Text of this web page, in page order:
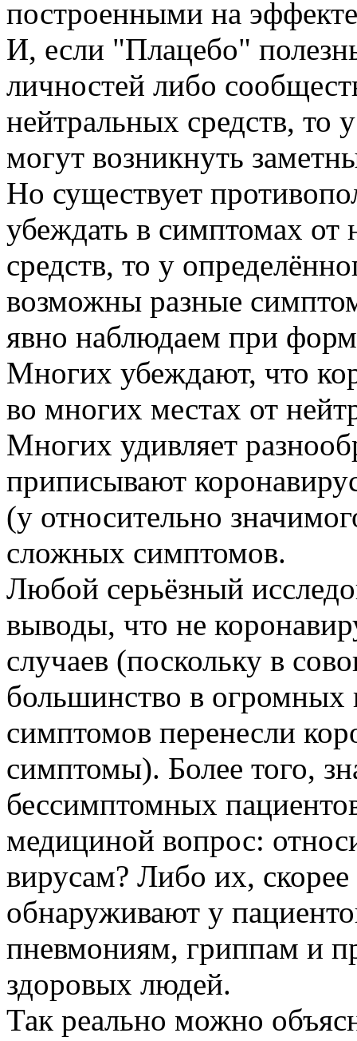
построенными на
И, если "Плацебо"
личностей либо
нейтральных средств, то
могут возникнуть
Но существует
убеждать в симптомах от
средств, то у
возможны разные
явно наблюдаем при
Многих убеждают, что
во многих местах от
Многих удивляет
приписывают
(у относительно
сложных симптомов.
Любой серьёзный
выводы, что не
случаев (поскольку в
большинство в огромных
симптомов перенесли
симптомы). Более того,
бессимптомных
медициной вопрос:
вирусам? Либо их, скорее
обнаруживают у
пневмониям, гриппам и
здоровых людей.
Так реально можно